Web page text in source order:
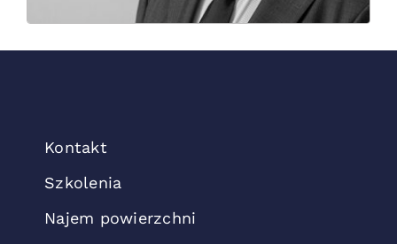
Kontakt
Szkolenia
Najem powierzchni